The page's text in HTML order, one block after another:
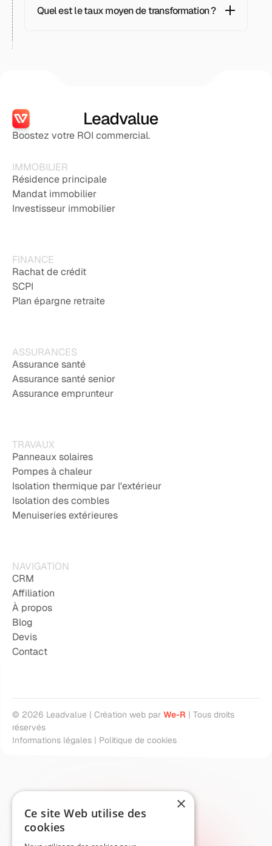
Quel est le taux moyen de transformation ?
Boostez votre ROI commercial.
IMMOBILIER
Résidence principale
Mandat immobilier
Investisseur immobilier
FINANCE
Rachat de crédit
SCPI
Plan épargne retraite
ASSURANCES
Assurance santé
Assurance santé senior
Assurance emprunteur
TRAVAUX
Panneaux solaires
Pompes à chaleur
Isolation thermique par l'extérieur
Isolation des combles
Menuiseries extérieures
NAVIGATION
CRM
Affiliation
À propos
Blog
Devis
Contact
© 2026 Leadvalue | Création web par We-R | Tous droits
réservés
Informations légales | Politique de cookies
×
Ce site Web utilise des
cookies